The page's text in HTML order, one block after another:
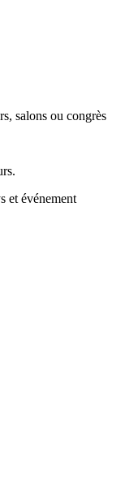
salons ou congrès
et événement